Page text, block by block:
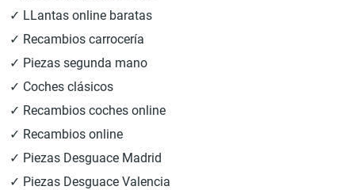
✓ LLantas online baratas
✓ Recambios carrocería
✓ Piezas segunda mano
✓ Coches clásicos
✓ Recambios coches online
✓ Recambios online
✓ Piezas Desguace Madrid
✓ Piezas Desguace Valencia